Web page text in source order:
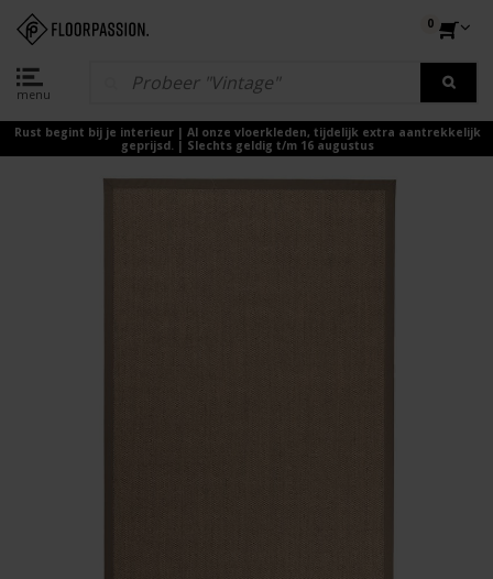
menu
0
Rust begint bij je interieur | Al onze vloerkleden, tijdelijk extra aantrekkelijk
geprijsd. | Slechts geldig t/m 16 augustus